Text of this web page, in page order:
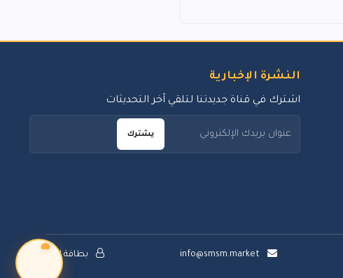
النشرة الإخبارية
اشترك في قناة جديدتنا لتلقي آخر التحديثات
يشترك
info@smsm.market بطاقة الدعم